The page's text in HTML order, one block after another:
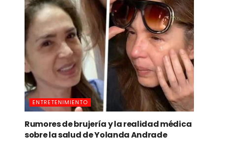
ENTRETENIMIENTO
Rumores de brujería y la realidad médica
sobre la salud de Yolanda Andrade